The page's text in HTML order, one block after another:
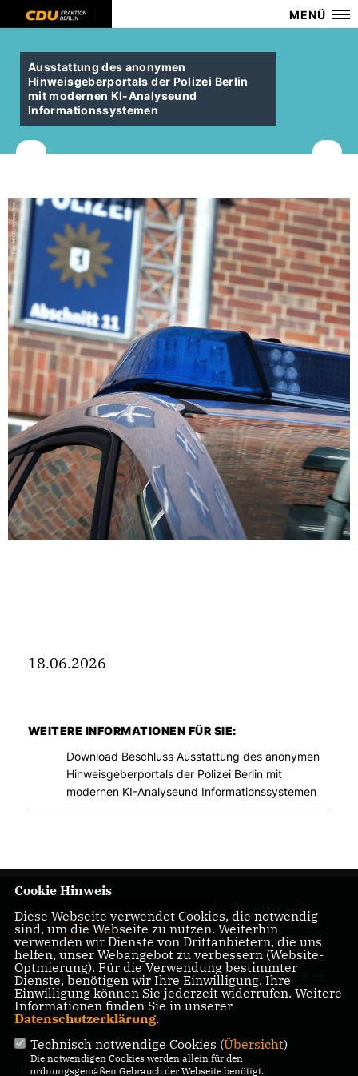
MENÜ
Ausstattung des anonymen
Hinweisgeberportals der Polizei Berlin
mit modernen KI-Analyseund
Informationssystemen
18.06.2026
WEITERE INFORMATIONEN FÜR SIE:
Download Beschluss Ausstattung des anonymen
Hinweisgeberportals der Polizei Berlin mit
modernen KI-Analyseund Informationssystemen
Abgeordneten aus
allen Bezirken
Berlins sind wir die
größte Fraktion im
Berliner Abgeordnetenhaus.
IMPRESSUM DATENSCHUTZ KONTAKT
Cookie Hinweis
Diese Webseite verwendet Cookies, die notwendig
sind, um die Webseite zu nutzen. Weiterhin
verwenden wir Dienste von Drittanbietern, die uns
helfen, unser Webangebot zu verbessern (Website-
Optmierung). Für die Verwendung bestimmter
Dienste, benötigen wir Ihre Einwilligung. Ihre
Einwilligung können Sie jederzeit widerrufen. Weitere
Informationen finden Sie in unserer
Datenschutzerklärung.
Technisch notwendige Cookies (Übersicht)
Die notwendigen Cookies werden allein für den
ordnungsgemäßen Gebrauch der Webseite benötigt.